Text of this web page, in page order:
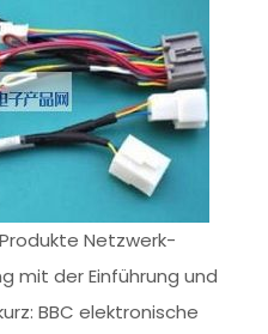
Netzwerk-
mit der Einführung und
BBC elektronische